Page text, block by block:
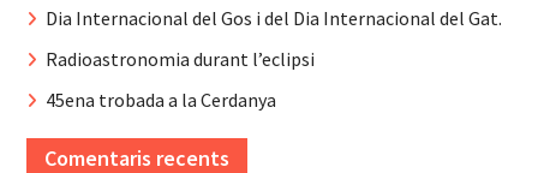
Dia Internacional del Gos i del Dia Internacional del Gat.
Radioastronomia durant l’eclipsi
45ena trobada a la Cerdanya
Comentaris recents